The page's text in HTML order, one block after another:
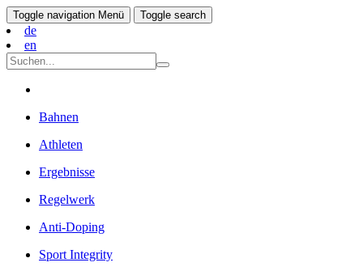
Toggle navigation Menü Toggle search
de
en
Bahnen
Athleten
Ergebnisse
Regelwerk
Anti-Doping
Sport Integrity